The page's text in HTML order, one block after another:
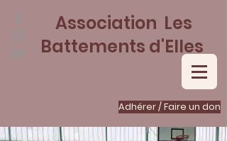
Adhérer / Faire un don
Association Les
Battements d'Elles